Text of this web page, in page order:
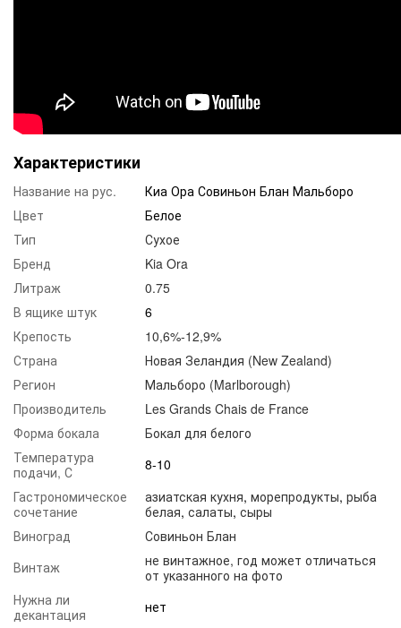
Характеристики
Название на рус.
Киа Ора Совиньон Блан Мальборо
Цвет
Белое
Тип
Сухое
Бренд
Kia Ora
Литраж
0.75
В ящике штук
6
Крепость
10,6%-12,9%
Страна
Новая Зеландия (New Zealand)
Регион
Мальборо (Marlborough)
Производитель
Les Grands Chais de France
Форма бокала
Бокал для белого
Температура
подачи, С
8-10
Гастрономическое
сочетание
азиатская кухня, морепродукты, рыба
белая, салаты, сыры
Виноград
Совиньон Блан
Винтаж
не винтажное, год может отличаться
от указанного на фото
Нужна ли
декантация
нет